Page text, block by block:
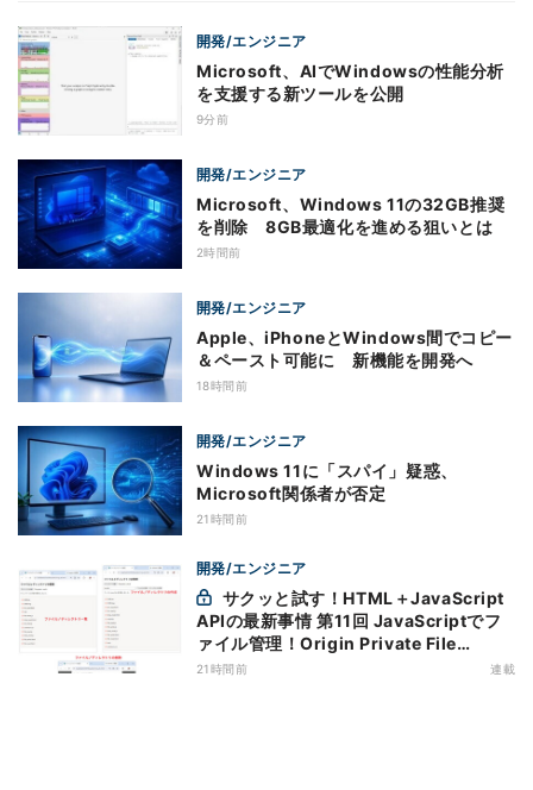
開発/エンジニア
Microsoft、AIでWindowsの性能分析
を支援する新ツールを公開
9分前
開発/エンジニア
Microsoft、Windows 11の32GB推奨
を削除 8GB最適化を進める狙いとは
2時間前
開発/エンジニア
Apple、iPhoneとWindows間でコピー
＆ペースト可能に 新機能を開発へ
18時間前
開発/エンジニア
Windows 11に「スパイ」疑惑、
Microsoft関係者が否定
21時間前
開発/エンジニア
APIの最新事情 第11回 JavaScriptでフ
ァイル管理！Origin Private File
Systemを活用する
21時間前 連載